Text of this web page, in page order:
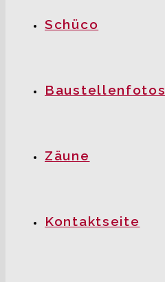
Schüco
Baustellenfotos
Zäune
Kontaktseite